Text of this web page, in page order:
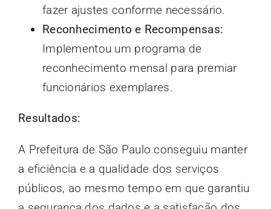
fazer ajustes conforme necessário.
Reconhecimento e Recompensas:
Implementou um programa de
reconhecimento mensal para premiar
funcionários exemplares.
Resultados:
A Prefeitura de São Paulo conseguiu manter
a eficiência e a qualidade dos serviços
públicos, ao mesmo tempo em que garantiu